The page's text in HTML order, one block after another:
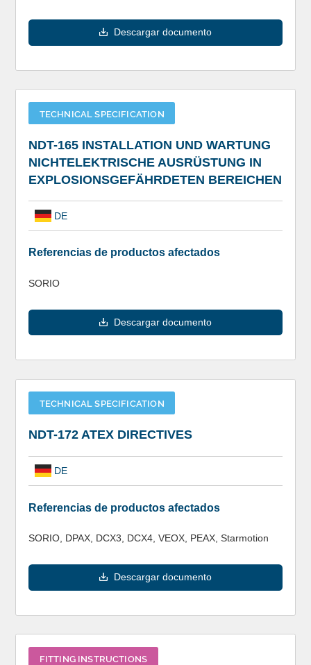
Descargar documento
TECHNICAL SPECIFICATION
NDT-165 INSTALLATION UND WARTUNG
NICHTELEKTRISCHE AUSRÜSTUNG IN
EXPLOSIONSGEFÄHRDETEN BEREICHEN
DE
Referencias de productos afectados
SORIO
Descargar documento
TECHNICAL SPECIFICATION
NDT-172 ATEX DIRECTIVES
DE
Referencias de productos afectados
SORIO, DPAX, DCX3, DCX4, VEOX, PEAX, Starmotion
Descargar documento
FITTING INSTRUCTIONS